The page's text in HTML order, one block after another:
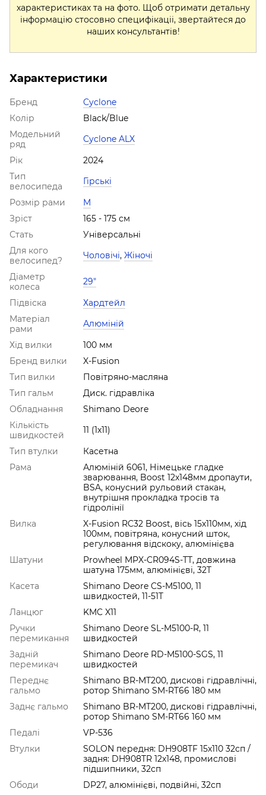
характеристиках та на фото. Щоб отримати детальну
інформацію стосовно специфікаціі, звертайтеся до
наших консультантів!
Характеристики
Бренд
Cyclone
Колір
Black/Blue
Модельний
ряд
Cyclone ALX
Рік
2024
Тип
велосипеда
Гірські
Розмір рами
M
Зріст
165 - 175 см
Стать
Універсальні
Для кого
велосипед?
Чоловічі, Жіночі
Діаметр
колеса
29"
Підвіска
Хардтейл
Матеріал
рами
Алюміній
Хід вилки
100 мм
Бренд вилки
X-Fusion
Тип вилки
Повітряно-масляна
Тип гальм
Диск. гідравліка
Обладнання
Shimano Deore
Кількість
швидкостей
11 (1x11)
Тип втулки
Касетна
Рама
Алюміній 6061, Німецьке гладке
зварювання, Boost 12x148мм дропаути,
BSA, конусний рульовий стакан,
внутрішня прокладка тросів та
гідролінії
Вилка
X-Fusion RC32 Boost, вісь 15х110мм, хід
100мм, повітряна, конусний шток,
регулювання відскоку, алюмінієва
Шатуни
Prowheel MPX-CR094S-TT, довжина
шатуна 175мм, алюмінієві, 32T
Касета
Shimano Deore CS-M5100, 11
швидкостей, 11-51T
Ланцюг
KMC X11
Ручки
перемикання
Shimano Deore SL-M5100-R, 11
швидкостей
Задній
перемикач
Shimano Deore RD-M5100-SGS, 11
швидкостей
Переднє
гальмо
Shimano BR-MT200, дискові гідравлічні,
ротор Shimano SM-RT66 180 мм
Заднє гальмо
Shimano BR-MT200, дискові гідравлічні,
ротор Shimano SM-RT66 160 мм
Педалі
VP-536
Втулки
SOLON передня: DH908TF 15х110 32сп /
задня: DH908TR 12х148, промислові
підшипники, 32сп
Ободи
DP27, алюмінієві, подвійні, 32сп